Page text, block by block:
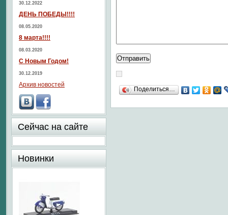
Поделиться…
30.12.2022
ДЕНЬ ПОБЕДЫ!!!!
08.05.2020
8 марта!!!!
08.03.2020
С Новым Годом!
30.12.2019
Архив новостей
Сейчас на сайте
Новинки